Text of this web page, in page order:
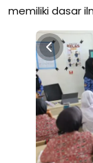
memiliki dasar